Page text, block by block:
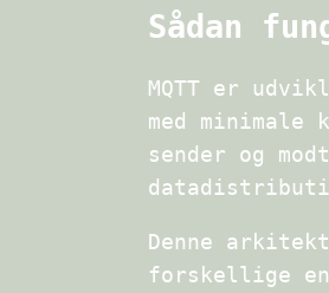
Sådan
MQTT er
med
sender og
Denne
forskellige